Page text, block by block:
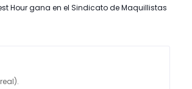
Hour gana en el Sindicato de Maquillistas